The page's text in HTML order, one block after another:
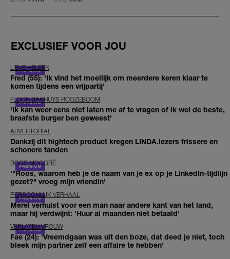
EXCLUSIEF VOOR JOU
LIEVE HELEEN
Fred (55): 'Ik vind het moeilijk om meerdere keren klaar te
komen tijdens een vrijpartij'
FLOOR BAKHUYS ROOZEBOOM
'Ik kan weer eens niet laten me af te vragen of ik wel de beste,
braafste burger ben geweest'
ADVERTORIAL
Dankzij dit hightech product kregen LINDA.lezers frissere en
schonere tanden
ROOS MOGGRÉ
'"Roos, waarom heb je de naam van je ex op je LinkedIn-tijdlijn
gezet?" vroeg mijn vriendin'
PERSOONLIJK VERHAAL
Merel verhuist voor een man naar andere kant van het land,
maar hij verdwijnt: 'Huur al maanden niet betaald'
VERLATEN VROUW
Fae (24): 'Vreemdgaan was uit den boze, dat deed je niet, toch
bleek mijn partner zelf een affaire te hebben'